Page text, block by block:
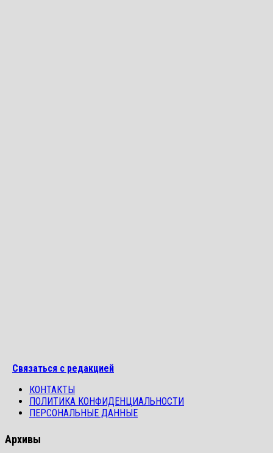
Связаться с редакцией
КОНТАКТЫ
ПОЛИТИКА КОНФИДЕНЦИАЛЬНОСТИ
ПЕРСОНАЛЬНЫЕ ДАННЫЕ
Архивы